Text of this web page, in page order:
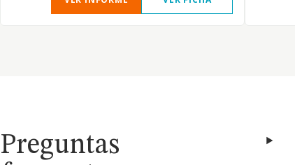
Preguntas